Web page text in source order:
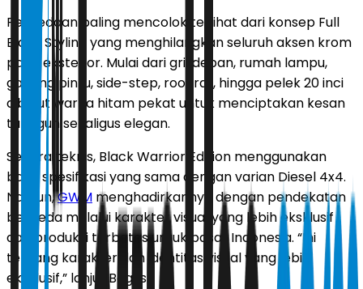
Perbedaan paling mencolok terlihat dari konsep Full
Black Styling yang menghilangkan seluruh aksen krom
pada eksterior. Mulai dari gril depan, rumah lampu,
gagang pintu, side-step, roof rail, hingga pelek 20 inci
dibalut warna hitam pekat untuk menciptakan kesan
tangguh sekaligus elegan.
Secara teknis, Black Warrior Edition menggunakan
basis spesifikasi yang sama dengan varian Diesel 4x4.
Namun,GWM menghadirkannya dengan pendekatan
berbeda melalui karakter visual yang lebih eksklusif
dan produksi terbatas untuk pasar Indonesia. “Ini
tentang karakter dan identitas visual yang lebih
eksklusif,” lanjut Bagus.